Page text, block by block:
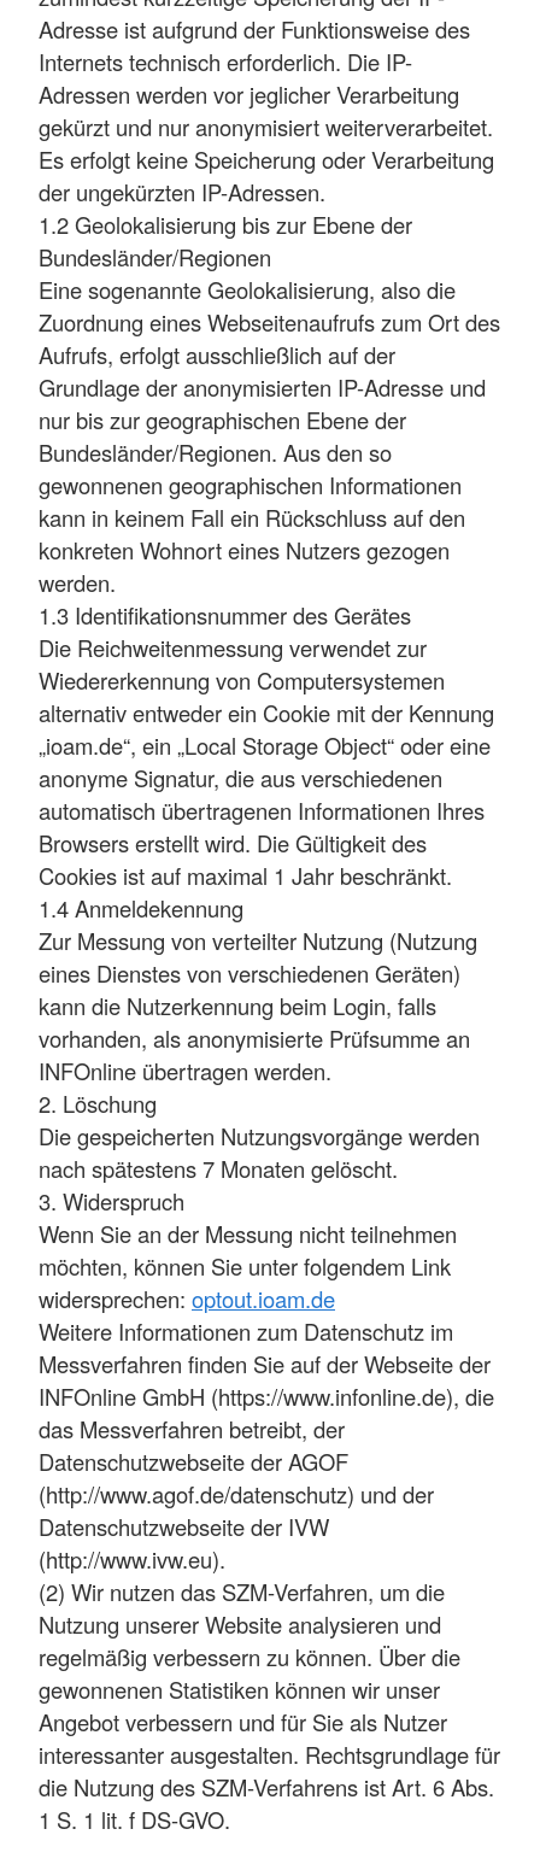
Adresse ist aufgrund der Funktionsweise des
Internets technisch erforderlich. Die IP-
Adressen werden vor jeglicher Verarbeitung
gekürzt und nur anonymisiert weiterverarbeitet.
Es erfolgt keine Speicherung oder Verarbeitung
der ungekürzten IP-Adressen.
1.2 Geolokalisierung bis zur Ebene der
Bundesländer/Regionen
Eine sogenannte Geolokalisierung, also die
Zuordnung eines Webseitenaufrufs zum Ort des
Aufrufs, erfolgt ausschließlich auf der
Grundlage der anonymisierten IP-Adresse und
nur bis zur geographischen Ebene der
Bundesländer/Regionen. Aus den so
gewonnenen geographischen Informationen
kann in keinem Fall ein Rückschluss auf den
konkreten Wohnort eines Nutzers gezogen
werden.
1.3 Identifikationsnummer des Gerätes
Die Reichweitenmessung verwendet zur
Wiedererkennung von Computersystemen
alternativ entweder ein Cookie mit der Kennung
„ioam.de“, ein „Local Storage Object“ oder eine
anonyme Signatur, die aus verschiedenen
automatisch übertragenen Informationen Ihres
Browsers erstellt wird. Die Gültigkeit des
Cookies ist auf maximal 1 Jahr beschränkt.
1.4 Anmeldekennung
Zur Messung von verteilter Nutzung (Nutzung
eines Dienstes von verschiedenen Geräten)
kann die Nutzerkennung beim Login, falls
vorhanden, als anonymisierte Prüfsumme an
INFOnline übertragen werden.
2. Löschung
Die gespeicherten Nutzungsvorgänge werden
nach spätestens 7 Monaten gelöscht.
3. Widerspruch
Wenn Sie an der Messung nicht teilnehmen
möchten, können Sie unter folgendem Link
widersprechen: optout.ioam.de
Weitere Informationen zum Datenschutz im
Messverfahren finden Sie auf der Webseite der
INFOnline GmbH (https://www.infonline.de), die
das Messverfahren betreibt, der
Datenschutzwebseite der AGOF
(http://www.agof.de/datenschutz) und der
Datenschutzwebseite der IVW
(http://www.ivw.eu).
(2) Wir nutzen das SZM-Verfahren, um die
Nutzung unserer Website analysieren und
regelmäßig verbessern zu können. Über die
gewonnenen Statistiken können wir unser
Angebot verbessern und für Sie als Nutzer
interessanter ausgestalten. Rechtsgrundlage für
die Nutzung des SZM-Verfahrens ist Art. 6 Abs.
1 S. 1 lit. f DS-GVO.